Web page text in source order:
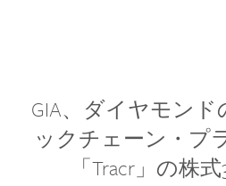
GIA、ダイヤモンド
ックチェーン・プ
「Tracr」の株